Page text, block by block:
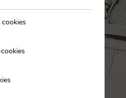
eller
nästan